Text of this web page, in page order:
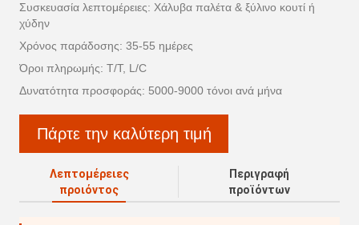
Συσκευασία λεπτομέρειες: Χάλυβα παλέτα & ξύλινο κουτί ή
χύδην
Χρόνος παράδοσης: 35-55 ημέρες
Όροι πληρωμής: T/T, L/C
Δυνατότητα προσφοράς: 5000-9000 τόνοι ανά μήνα
Πάρτε την καλύτερη τιμή
Λεπτομέρειες
προιόντος
Περιγραφή
προϊόντων